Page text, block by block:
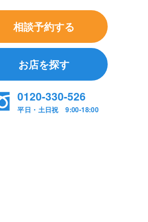
相談予約する
お店を探す
0120-330-526
平日・土日祝 9:00-18:00